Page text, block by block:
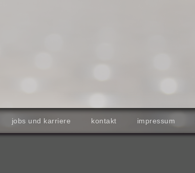
jobs und karriere kontakt impressum